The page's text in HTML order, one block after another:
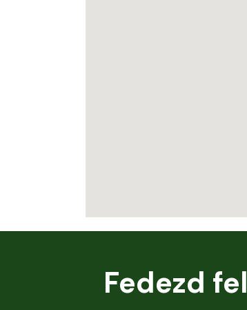
Fedezd fel